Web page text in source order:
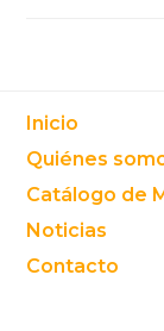
Footer
Inicio
Quiénes
Catálogo de
Noticias
Contacto